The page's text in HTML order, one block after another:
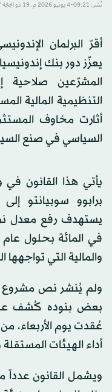
نُشر: 09:21-4 يونيو 2026 م ـ 19 ذو الحِجّة 1447 هـ
أقرّ البرلمان
يعزّز دور بنك
المشرّعين صلاحية
التنظيمية المالية
أثارت مخاوف
السياسي في صنع
يأتي هذا القانون
برابوو سوبيانتو
والمالية التي تواجهها
ولم يُنشر نص مشروع
بعض بنوده كُشف
عُقدت يوم الأربعاء،
أداء الهيئات
ويشمل القانون عدداً